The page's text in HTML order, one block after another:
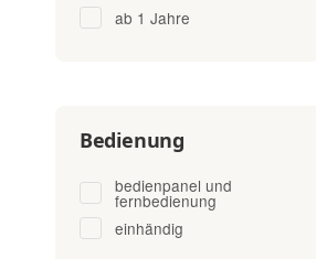
ab 1 Jahre
Bedienung
bedienpanel und
fernbedienung
einhändig